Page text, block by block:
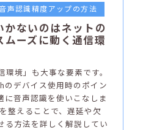
音声認識精度アップの方法
ないのはネットの
ーズに動く通信環
境」も大事な要素です。
デバイス使用時のポイン
に音声認識を使いこなしま
整えることで、遅延や欠
る方法を詳しく解説してい